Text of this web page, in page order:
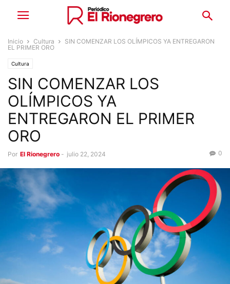
Inicio Cultura
SIN COMENZAR LOS OLÍMPICOS YA ENTREGARON
EL PRIMER ORO
Cultura
SIN COMENZAR LOS
OLÍMPICOS YA
ENTREGARON EL PRIMER
ORO
Por El Rionegrero - julio 22, 2024 0